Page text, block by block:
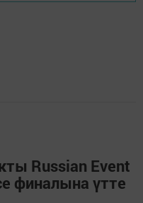
Russian Event
финалына үтте